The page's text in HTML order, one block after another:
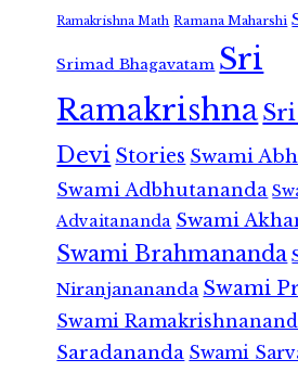
Ramakrishna Math Ramana Maharshi
Srimad Bhagavatam Sri
Ramakrishna
Devi Stories Swami
Swami Adbhutananda
Advaitananda Swami
Swami Brahmananda
Niranjanananda Swami
Swami
Saradananda Swami